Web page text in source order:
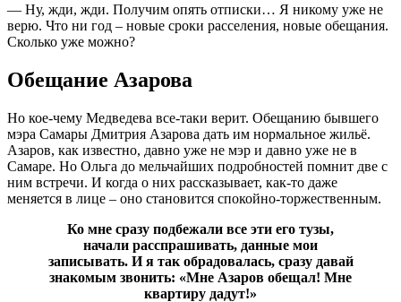
— Ну, жди, жди. Получим опять отписки… Я никому уже не
верю. Что ни год – новые сроки расселения, новые обещания.
Сколько уже можно?
Обещание Азарова
Но кое-чему Медведева все-таки верит. Обещанию бывшего
мэра Самары Дмитрия Азарова дать им нормальное жильё.
Азаров, как известно, давно уже не мэр и давно уже не в
Самаре. Но Ольга до мельчайших подробностей помнит две с
ним встречи. И когда о них рассказывает, как-то даже
меняется в лице – оно становится спокойно-торжественным.
Ко мне сразу подбежали все эти его тузы,
начали расспрашивать, данные мои
записывать. И я так обрадовалась, сразу давай
знакомым звонить: «Мне Азаров обещал! Мне
квартиру дадут!»